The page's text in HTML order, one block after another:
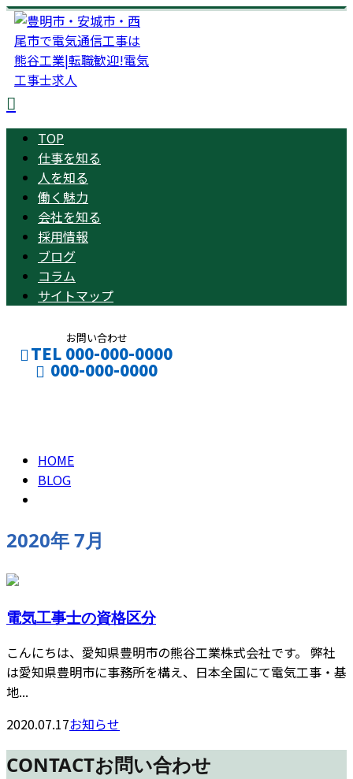
TOP
仕事を知る
人を知る
働く魅力
会社を知る
採用情報
ブログ
コラム
サイトマップ
お問い合わせ
TEL 000-000-0000
000-000-0000
HOME
BLOG
2020年 7月
電気工事士の資格区分
こんにちは、愛知県豊明市の熊谷工業株式会社です。 弊社
は愛知県豊明市に事務所を構え、日本全国にて電気工事・基
地...
2020.07.17お知らせ
CONTACTお問い合わせ